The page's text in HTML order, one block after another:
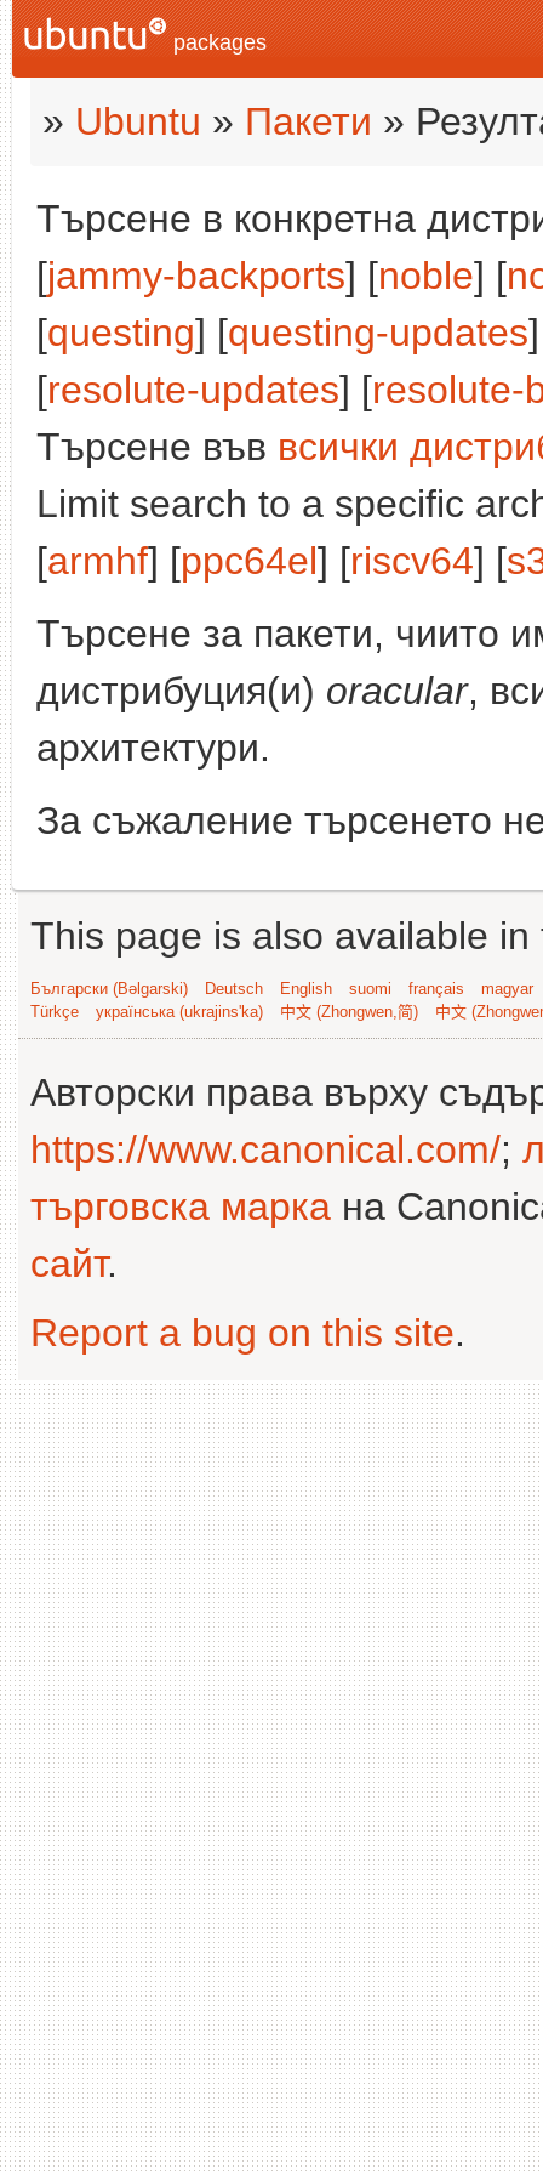
packages
» Ubuntu » Пакети »
Търсене в конкретна
[jammy-backports] [noble] [
[questing] [questing-updates
[resolute-updates] [resolute-
Търсене във всички
Limit search to a specific
[armhf] [ppc64el] [riscv64] [
Търсене за пакети, чиито
дистрибуция(и) oracular,
архитектури.
За съжаление търсенето
This page is also available
Български (Bəlgarski) Deutsch English suomi français
magyar
Türkçe
українська (ukrajins'ka) 中文 (Zhongwen,简) 中文
Авторски права върху
https://www.canonical.com/;
търговска марка на
сайт.
Report a bug on this site.